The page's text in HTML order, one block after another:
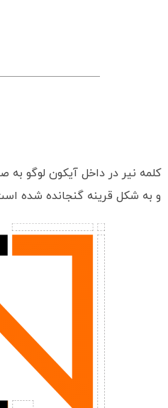
کلمه نیر در داخل آیکون لوگو
و به شکل قرینه گنجانده شده